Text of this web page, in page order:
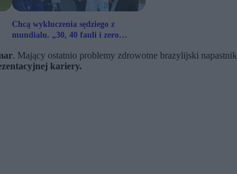
Chcą wykluczenia sędziego z
mundialu. „30, 40 fauli i zero
. Mający ostatnio problemy zdrowotne brazylijski
kariery.